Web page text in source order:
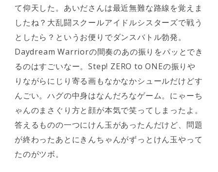
て仰天した。あいださんは最近無難な路線を覚えま
したね？大乱闘スクールアイドルシスターズで戦う
としたら？というお便りでダンスバトル勃発。
Daydream Warriorの間奏のあの振りをパッとでき
るのはすごいなー。Step! ZERO to ONEの振りや
りながらにじり寄る画もなかなかシュールだけどす
んごい。ハグの中身はなんだろなゲーム。にゃーち
ゃんのまさぐり方と顔が本気で笑ってしまったよ。
答えるものの一つにけん玉があったんだけど、問題
が終わったあとにきんちゃんがずっとけん玉やって
たのがツボ。